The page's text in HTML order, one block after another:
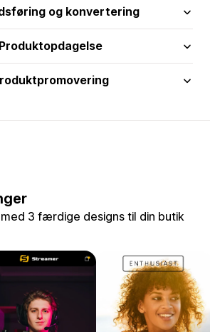
og konvertering
Produktopdagelse
3 færdige designs til din butik